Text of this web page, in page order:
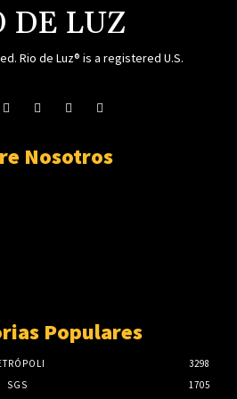
DE LUZ
Rio de Luz® is a registered U.S.
Nosotros
Populares
3298
SGS
1705